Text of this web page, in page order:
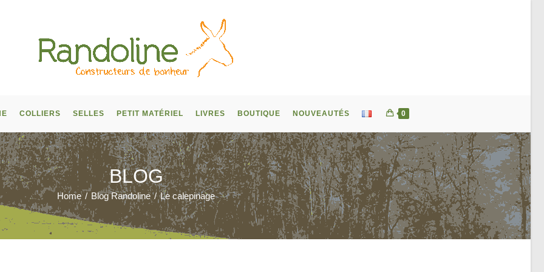
COLLIERS SELLES PETIT MATÉRIEL LIVRES BOUTIQUE NOUVEAUTÉS 0
BLOG
Home / Blog Randoline / Le calepinage